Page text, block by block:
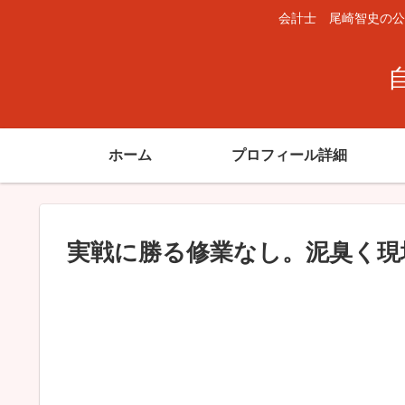
会計士 尾崎智史の公
ホーム プロフィール詳細
実戦に勝る修業なし。泥臭く